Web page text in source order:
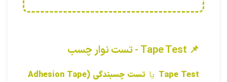
📌 Tape Test - تست نوار چسب
Tape Test یا
تست چسبندگی (Adhesion Tape